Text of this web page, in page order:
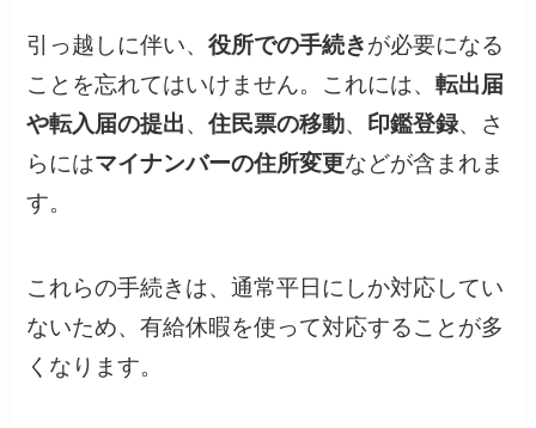
引っ越しに伴い、役所での手続きが必要になる
ことを忘れてはいけません。これには、転出届
や転入届の提出、住民票の移動、 印鑑登録、さ
らにはマイナンバーの住所変更などが含まれま
す。
これらの手続きは、通常平日にしか対応してい
ないため、有給休暇を使って対応することが多
くなります。